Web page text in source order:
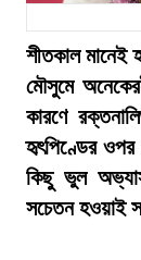
শীতকাল
মৌসুমে
কারণে
হৃৎপিণ্ডের ওপর
কিছু ভুল
সচেতন হওয়াই